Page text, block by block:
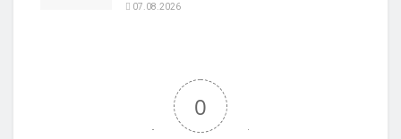
07.08.2026
0